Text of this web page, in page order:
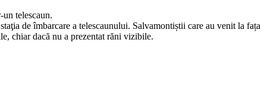
telescaun.
de îmbarcare a telescaunului. Salvamontiștii care au venit la fața
chiar dacă nu a prezentat răni vizibile.